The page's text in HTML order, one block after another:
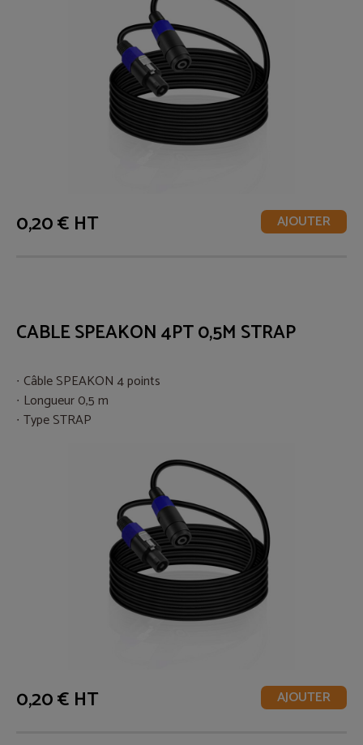
0,20 € HT AJOUTER
CABLE SPEAKON 4PT 0,5M STRAP
Câble SPEAKON 4 points
Longueur 0,5 m
Type STRAP
0,20 € HT AJOUTER